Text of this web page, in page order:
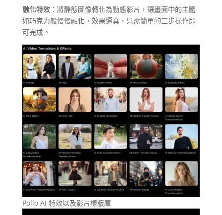
融化特效：將靜態圖像轉化為動態影片，讓畫面中的主體
如巧克力般慢慢融化，效果逼真，只需簡單的三步操作即
可完成。
Pollo AI 特效以及影片樣版庫